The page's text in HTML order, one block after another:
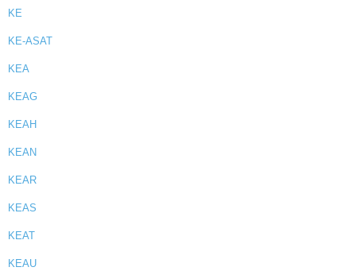
KE
KE-ASAT
KEA
KEAG
KEAH
KEAN
KEAR
KEAS
KEAT
KEAU